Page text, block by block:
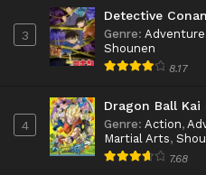
3
Detective Conan
Genre: Adventure
Shounen
8.17
4
Dragon Ball Kai
Genre: Action,
Martial Arts,
7.68